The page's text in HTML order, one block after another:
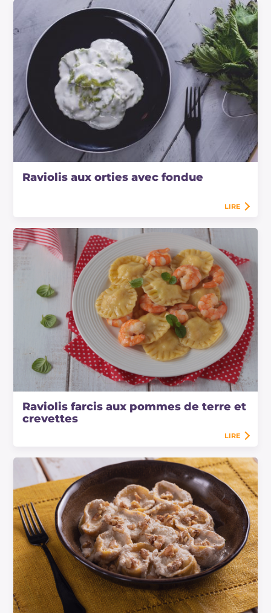
Raviolis aux orties avec fondue
LIRE
Raviolis farcis aux pommes de terre et
crevettes
LIRE